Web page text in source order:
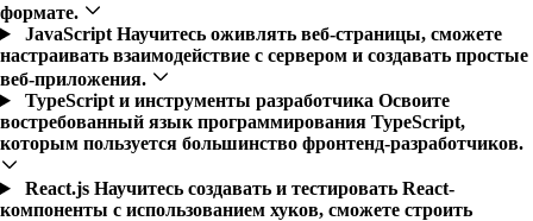
формате.
JavaScript Научитесь оживлять веб-страницы, сможете
настраивать взаимодействие с сервером и создавать простые
веб-приложения.
TypeScript и инструменты разработчика Освоите
востребованный язык программирования TypeScript,
которым пользуется большинство фронтенд-разработчиков.
React.js Научитесь создавать и тестировать React-
компоненты с использованием хуков, сможете строить